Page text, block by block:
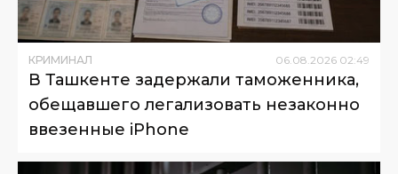
КРИМИНАЛ 06.08.2026 02:49
В Ташкенте задержали таможенника,
обещавшего легализовать незаконно
ввезенные iPhone